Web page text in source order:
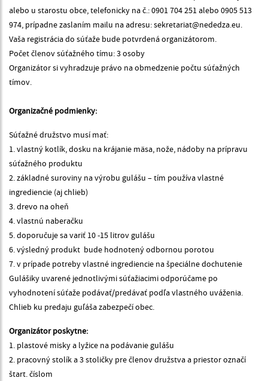
alebo u starostu obce, telefonicky na č.: 0901 704 251 alebo 0905 513
974, prípadne zaslaním mailu na adresu: sekretariat@nededza.eu.
Vaša registrácia do súťaže bude potvrdená organizátorom.
Počet členov súťažného tímu: 3 osoby
Organizátor si vyhradzuje právo na obmedzenie počtu súťažných
tímov.
Organizačné podmienky:
Súťažné družstvo musí mať:
1. vlastný kotlík, dosku na krájanie mäsa, nože, nádoby na prípravu
súťažného produktu
2. základné suroviny na výrobu gulášu – tím používa vlastné
ingrediencie (aj chlieb)
3. drevo na oheň
4. vlastnú naberačku
5. doporučuje sa variť 10 -15 litrov gulášu
6. výsledný produkt bude hodnotený odbornou porotou
7. v prípade potreby vlastné ingrediencie na špeciálne dochutenie
Gulášiky uvarené jednotlivými súťažiacimi odporúčame po
vyhodnotení súťaže podávať/predávať podľa vlastného uváženia.
Chlieb ku predaju guľáša zabezpečí obec.
Organizátor poskytne:
1. plastové misky a lyžice na podávanie gulášu
2. pracovný stolík a 3 stoličky pre členov družstva a priestor označí
štart. číslom